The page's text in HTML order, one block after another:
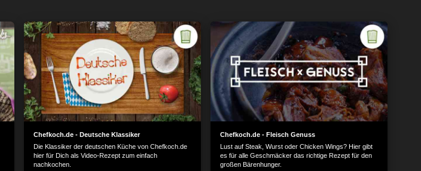
Chefkoch.de - Deutsche Klassiker
Die Klassiker der deutschen Küche von Chefkoch.de
hier für Dich als Video-Rezept zum einfach
nachkochen.
Chefkoch.de - Fleisch Genuss
Lust auf Steak, Wurst oder Chicken Wings? Hier gibt
es für alle Geschmäcker das richtige Rezept für den
großen Bärenhunger.